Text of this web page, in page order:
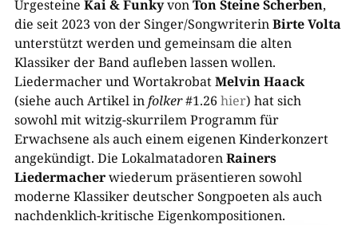
Urgesteine Kai & FunkyvonTon Steine Scherben,
die seit 2023 von der Singer/SongwriterinBirte Volta
unterstützt werden und gemeinsam die alten
Klassiker der Band aufleben lassen wollen.
Liedermacher und WortakrobatMelvin Haack
(siehe auch Artikel infolker#1.26 hier) hat sich
sowohl mit witzig-skurrilem Programm für
Erwachsene als auch einem eigenen Kinderkonzert
angekündigt. Die LokalmatadorenRainers
Liedermacherwiederum präsentieren sowohl
moderne Klassiker deutscher Songpoeten als auch
nachdenklich-kritische Eigenkompositionen.